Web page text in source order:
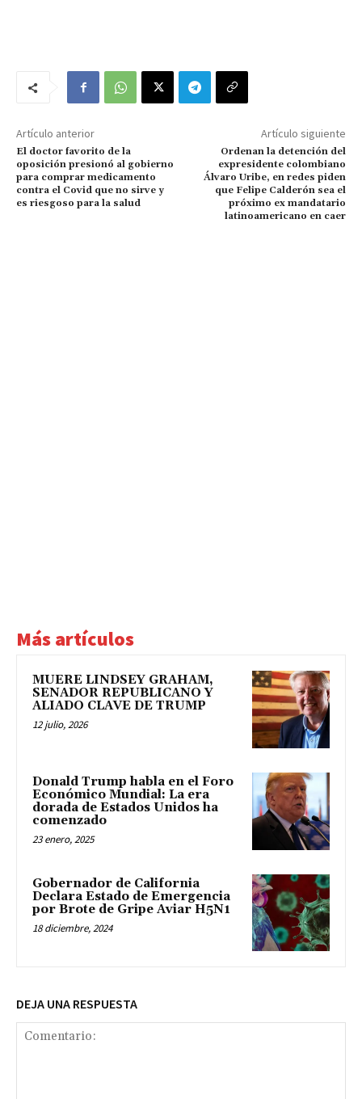
Artículo anterior
El doctor favorito de la
oposición presionó al gobierno
para comprar medicamento
contra el Covid que no sirve y
es riesgoso para la salud
Artículo siguiente
Ordenan la detención del
expresidente colombiano
Álvaro Uribe, en redes piden
que Felipe Calderón sea el
próximo ex mandatario
latinoamericano en caer
Más artículos
MUERE LINDSEY GRAHAM,
SENADOR REPUBLICANO Y
ALIADO CLAVE DE TRUMP
12 julio, 2026
Donald Trump habla en el Foro
Económico Mundial: La era
dorada de Estados Unidos ha
comenzado
23 enero, 2025
Gobernador de California
Declara Estado de Emergencia
por Brote de Gripe Aviar H5N1
18 diciembre, 2024
DEJA UNA RESPUESTA